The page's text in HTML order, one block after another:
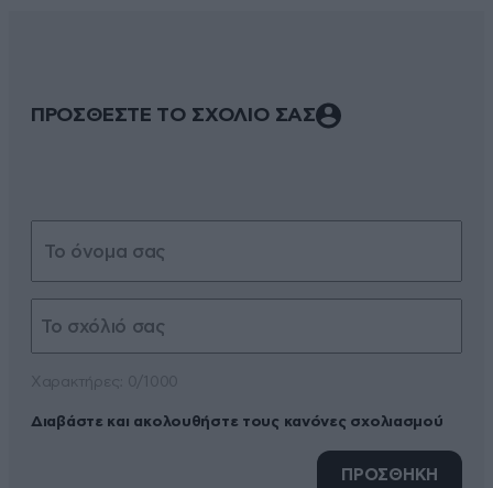
ΠΡΟΣΘΕΣΤΕ ΤΟ ΣΧΟΛΙΟ ΣΑΣ
Διαβάστε και ακολουθήστε τους κανόνες σχολιασμού
ΠΡΟΣΘΗΚΗ